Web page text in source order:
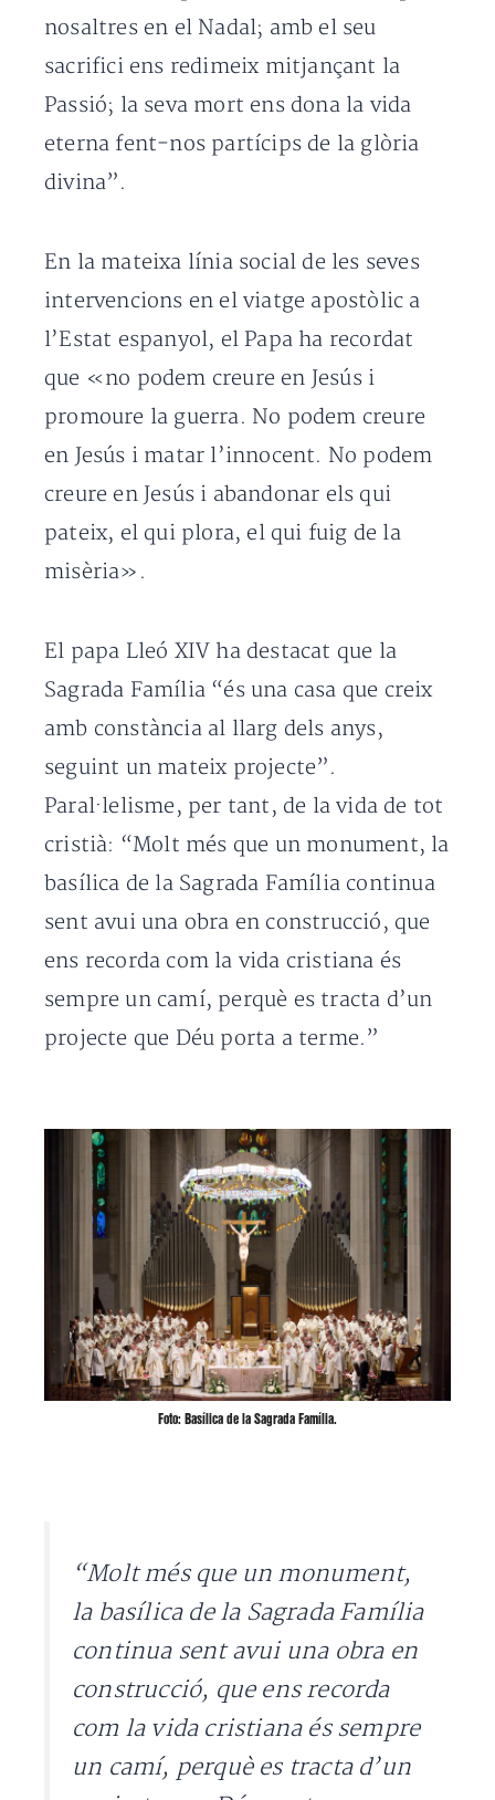
nosaltres en el Nadal; amb el seu
sacrifici ens redimeix mitjançant la
Passió; la seva mort ens dona la vida
eterna fent-nos partícips de la glòria
divina”.
En la mateixa línia social de les seves
intervencions en el viatge apostòlic a
l’Estat espanyol, el Papa ha recordat
que «no podem creure en Jesús i
promoure la guerra. No podem creure
en Jesús i matar l’innocent. No podem
creure en Jesús i abandonar els qui
pateix, el qui plora, el qui fuig de la
misèria».
El papa Lleó XIV ha destacat que la
Sagrada Família “és una casa que creix
amb constància al llarg dels anys,
seguint un mateix projecte”.
Paral·lelisme, per tant, de la vida de tot
cristià: “Molt més que un monument, la
basílica de la Sagrada Família continua
sent avui una obra en construcció, que
ens recorda com la vida cristiana és
sempre un camí, perquè es tracta d’un
projecte que Déu porta a terme.”
Foto: Basílica de la Sagrada Família.
“Molt més que un monument,
la basílica de la Sagrada Família
continua sent avui una obra en
construcció, que ens recorda
com la vida cristiana és sempre
un camí, perquè es tracta d’un